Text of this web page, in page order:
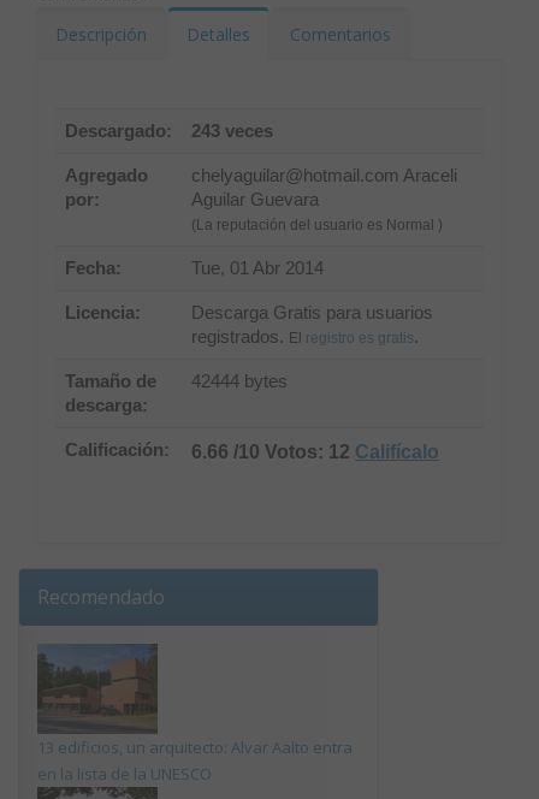
Descripción Detalles Comentarios
Descargado: 243 veces
Agregado
por:
chelyaguilar@hotmail.com Araceli
Aguilar Guevara
(La reputación del usuario es Normal )
Fecha: Tue, 01 Abr 2014
Licencia:
Descarga Gratis para usuarios
registrados. El registro es gratis.
Tamaño de
descarga:
42444 bytes
Calificación: 6.66 /10 Votos: 12 Califícalo
Recomendado
13 edificios, un arquitecto: Alvar Aalto entra
en la lista de la UNESCO